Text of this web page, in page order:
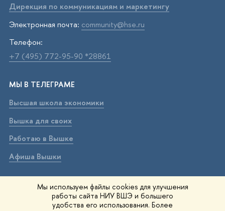
Мы используем файлы cookies для улучшения
работы сайта НИУ ВШЭ и большего
удобства его использования. Более
Дирекция по коммуникациям и маркетингу
Электронная почта: community@hse.ru
Телефон:
+7 (495) 772-95-90 *28861
МЫ В ТЕЛЕГРАМЕ
Высшая школа экономики
Вышка для своих
Работаю в Вышке
Афиша Вышки
ВЫШКА В МАХ
Высшая школа экономики